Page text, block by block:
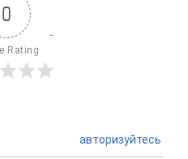
0
Rating
авторизуйтесь